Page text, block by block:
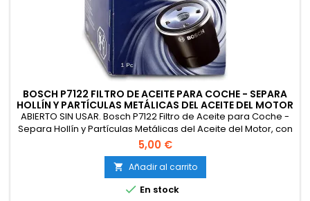
BOSCH P7122 FILTRO DE ACEITE PARA COCHE - SEPARA
HOLLÍN Y PARTÍCULAS METÁLICAS DEL ACEITE DEL MOTOR
ABIERTO SIN USAR. Bosch P7122 Filtro de Aceite para Coche -
Separa Hollín y Partículas Metálicas del Aceite del Motor, con
una Fiable Lubricación del Motor
5,00 €
 Añadir al carrito
 En stock